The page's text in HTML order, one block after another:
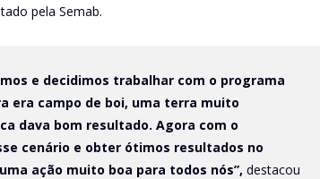
pela Semab.
e decidimos trabalhar com o programa
era campo de boi, uma terra muito
dava bom resultado. Agora com o
cenário e obter ótimos resultados no
ação muito boa para todos nós”, destacou